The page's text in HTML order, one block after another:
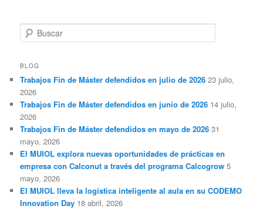
u
c
r
BLOG
Trabajos Fin de Máster defendidos en julio de 2026 23 julio,
2026
Trabajos Fin de Máster defendidos en junio de 2026 14 julio,
2026
Trabajos Fin de Máster defendidos en mayo de 2026 31
mayo, 2026
El MUIOL explora nuevas oportunidades de prácticas en
empresa con Calconut a través del programa Calcogrow 5
mayo, 2026
El MUIOL lleva la logística inteligente al aula en su CODEMO
Innovation Day 18 abril, 2026